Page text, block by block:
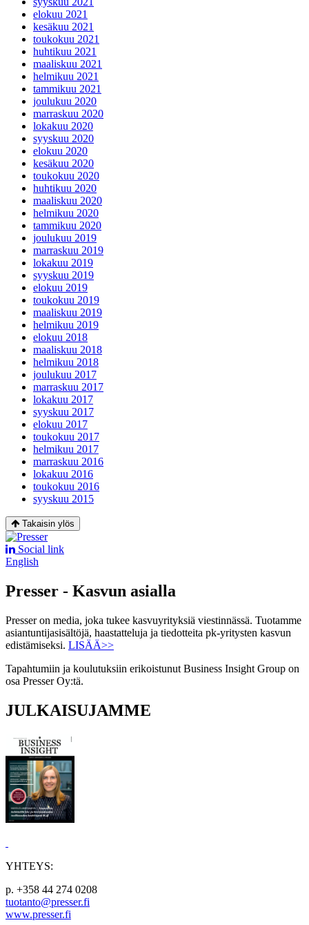
elokuu 2021
kesäkuu 2021
toukokuu 2021
huhtikuu 2021
maaliskuu 2021
helmikuu 2021
tammikuu 2021
joulukuu 2020
marraskuu 2020
lokakuu 2020
syyskuu 2020
elokuu 2020
kesäkuu 2020
toukokuu 2020
huhtikuu 2020
maaliskuu 2020
helmikuu 2020
tammikuu 2020
joulukuu 2019
marraskuu 2019
lokakuu 2019
syyskuu 2019
elokuu 2019
toukokuu 2019
maaliskuu 2019
helmikuu 2019
elokuu 2018
maaliskuu 2018
helmikuu 2018
joulukuu 2017
marraskuu 2017
lokakuu 2017
syyskuu 2017
elokuu 2017
toukokuu 2017
helmikuu 2017
marraskuu 2016
lokakuu 2016
toukokuu 2016
syyskuu 2015
Takaisin ylös
Social link
English
Presser - Kasvun asialla
Presser on media, joka tukee kasvuyrityksiä viestinnässä. Tuotamme
asiantuntijasisältöjä, haastatteluja ja tiedotteita pk-yritysten kasvun
edistämiseksi. LISÄÄ>>
Tapahtumiin ja koulutuksiin erikoistunut Business Insight Group on
osa Presser Oy:tä.
JULKAISUJAMME
YHTEYS:
p. +358 44 274 0208
tuotanto@presser.fi
www.presser.fi